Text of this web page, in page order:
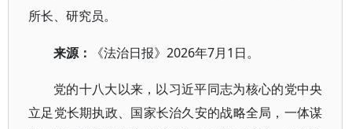
所长、研究员。
来源 ： 《法治日报》 2026年7月1日。
党的十八大以来，以习近平同志为核心的党中央
立足党长期执政、国家长治久安的战略全局，一体谋